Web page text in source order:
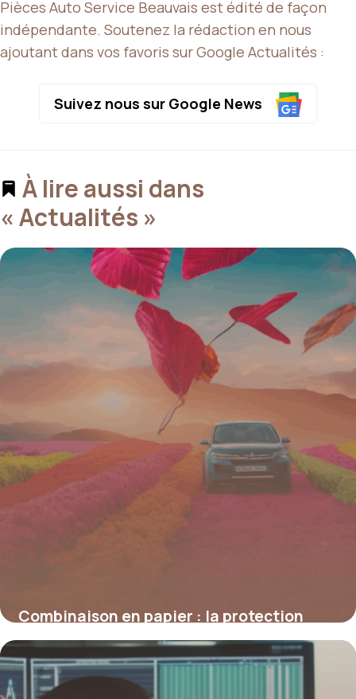
Pièces Auto Service Beauvais est édité de façon
indépendante. Soutenez la rédaction en nous
ajoutant dans vos favoris sur Google Actualités :
Suivez nous sur Google News
À lire aussi dans
« Actualités »
Combinaison en papier : la protection
légère et écologique à redécouvrir
4 juillet 2025